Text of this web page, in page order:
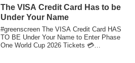
が...
The VISA Credit Card Has to be
Under Your Name
#greenscreen The VISA Credit Card HAS
TO BE Under Your Name to Enter Phase
One World Cup 2026 Tickets 💳